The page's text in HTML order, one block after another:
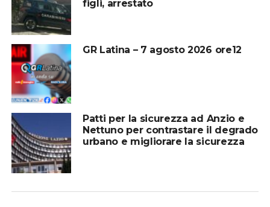
figli, arrestato
GR Latina – 7 agosto 2026 ore12
Patti per la sicurezza ad Anzio e
Nettuno per contrastare il degrado
urbano e migliorare la sicurezza